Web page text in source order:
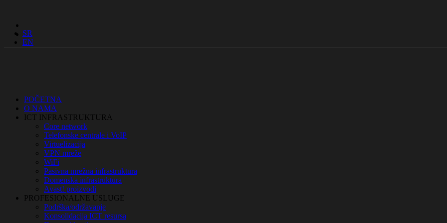
POČETNA
O NAMA
ICT INFRASTRUKTURA
Core network
Telefonske centrale i VoIP
Virtuelizacija
VPN mreže
WiFi
Pasivna mrežna infrastruktura
Domenska infrastruktura
Avast! proizvodi
PROFESIONALNE USLUGE
Podrška/održavanje
Konsolidacija ICT resursa
SR
EN